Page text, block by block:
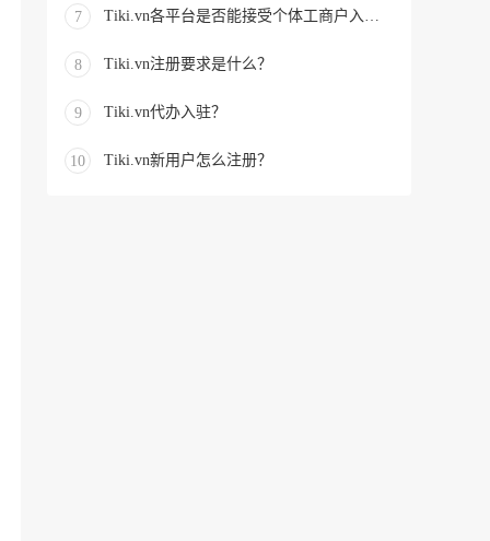
7
8 Tiki.vn注册要求是什么？
9 Tiki.vn代办入驻？
10 Tiki.vn新用户怎么注册？